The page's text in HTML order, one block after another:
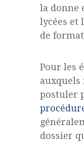
la donne
lycées et
de
Pour les
auxquels
postuler
dossier